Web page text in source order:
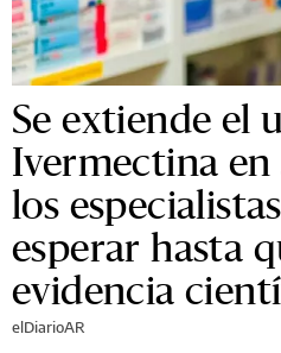
Se extiende el
Ivermectina
los
esperar hasta
evidencia
elDiarioAR